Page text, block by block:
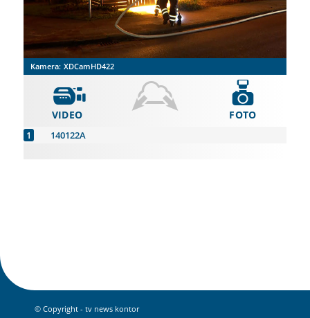
Kamera: XDCamHD422
VIDEO
140122A
FOTO
© Copyright - tv news kontor